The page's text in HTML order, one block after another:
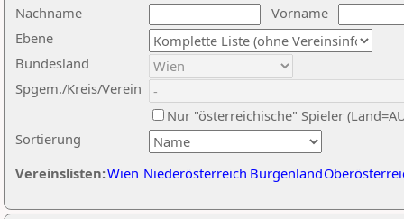
Nachname
Vorname
Ebene
Sortierung
Bundesland
Spgem./Kreis/Verein
Nur "österreichische" Spieler
Vereinslisten:Wien Niederösterreich Burgenland